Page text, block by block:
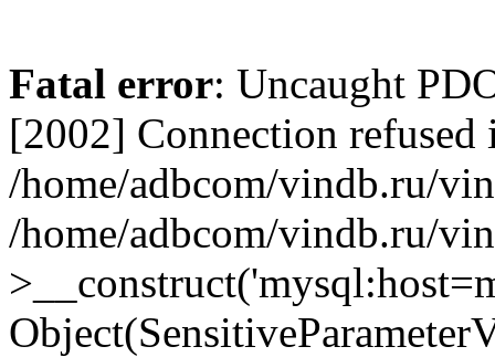
Fatal error: Uncaught
[2002] Connection refused
/home/adbcom/vindb.ru/
/home/adbcom/vindb.ru/